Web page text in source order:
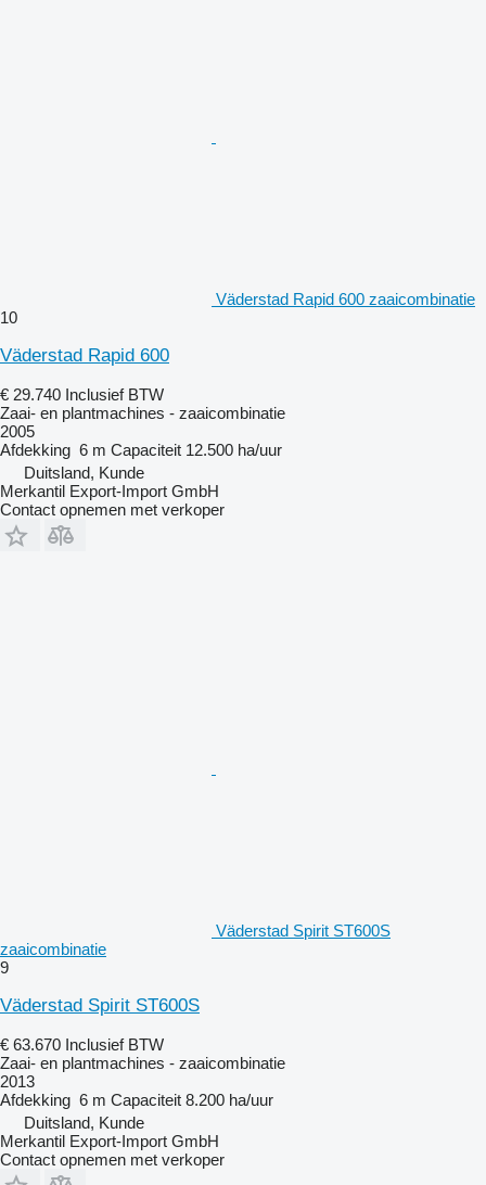
Väderstad Rapid 600 zaaicombinatie
10
Väderstad Rapid 600
€ 29.740 Inclusief BTW
Zaai- en plantmachines - zaaicombinatie
2005
Afdekking 6 m Capaciteit 12.500 ha/uur
Duitsland, Kunde
Merkantil Export-Import GmbH
Contact opnemen met verkoper
Väderstad Spirit ST600S
zaaicombinatie
9
Väderstad Spirit ST600S
€ 63.670 Inclusief BTW
Zaai- en plantmachines - zaaicombinatie
2013
Afdekking 6 m Capaciteit 8.200 ha/uur
Duitsland, Kunde
Merkantil Export-Import GmbH
Contact opnemen met verkoper